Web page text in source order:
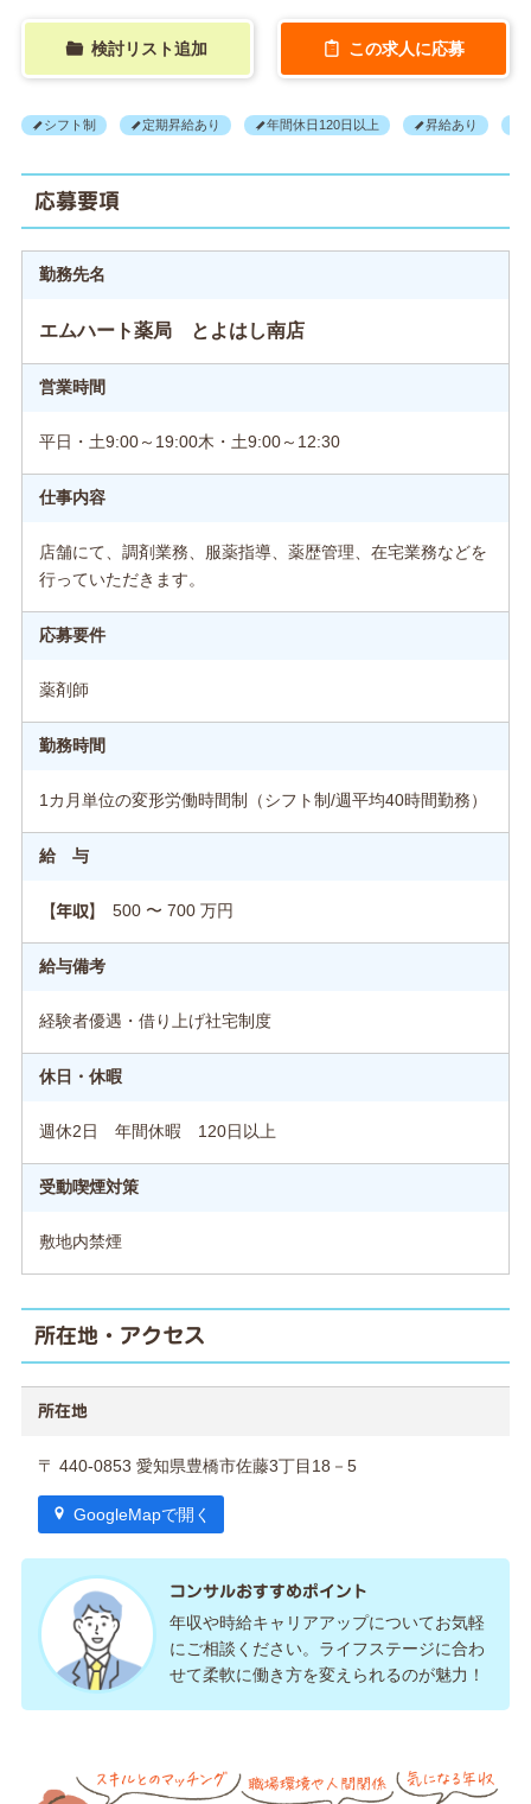
検討リスト追加 この求人に応募
シフト制 定期昇給あり 年間休日120日以上 昇給あり
応募要項
勤務先名
エムハート薬局 とよはし南店
営業時間
平日・土9:00～19:00木・土9:00～12:30
仕事内容
店舗にて、調剤業務、服薬指導、薬歴管理、在宅業務などを
行っていただきます。
応募要件
薬剤師
勤務時間
1カ月単位の変形労働時間制（シフト制/週平均40時間勤務）
給 与
【年収】 500 〜 700 万円
給与備考
経験者優遇・借り上げ社宅制度
休日・休暇
週休2日 年間休暇 120日以上
受動喫煙対策
敷地内禁煙
所在地・アクセス
所在地
〒 440-0853 愛知県豊橋市佐藤3丁目18－5
GoogleMapで開く
コンサルおすすめポイント
年収や時給キャリアアップについてお気軽
にご相談ください。ライフステージに合わ
せて柔軟に働き方を変えられるのが魅力！